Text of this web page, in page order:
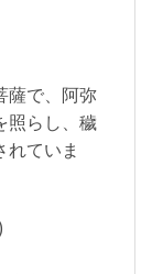
薩で、阿弥
照らし、穢
れていま